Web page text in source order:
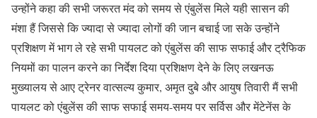
उन्होंने कहा की सभी जरूरत मंद को समय से एंबुलेंस मिले यही सासन की
मंशा हैं जिससे कि ज्यादा से ज्यादा लोगों की जान बचाई जा सके उन्होंने
प्रशिक्षण में भाग ले रहे सभी पायलट को एंबुलेंस की साफ सफाई और ट्रैफिक
नियमों का पालन करने का निर्देश दिया प्रशिक्षण देने के लिए लखनऊ
मुख्यालय से आए ट्रेनर वात्सल्य कुमार, अमृत दुबे और आयुष तिवारी मैं सभी
पायलट को एंबुलेंस की साफ सफाई समय-समय पर सर्विस और मेंटेनेंस के